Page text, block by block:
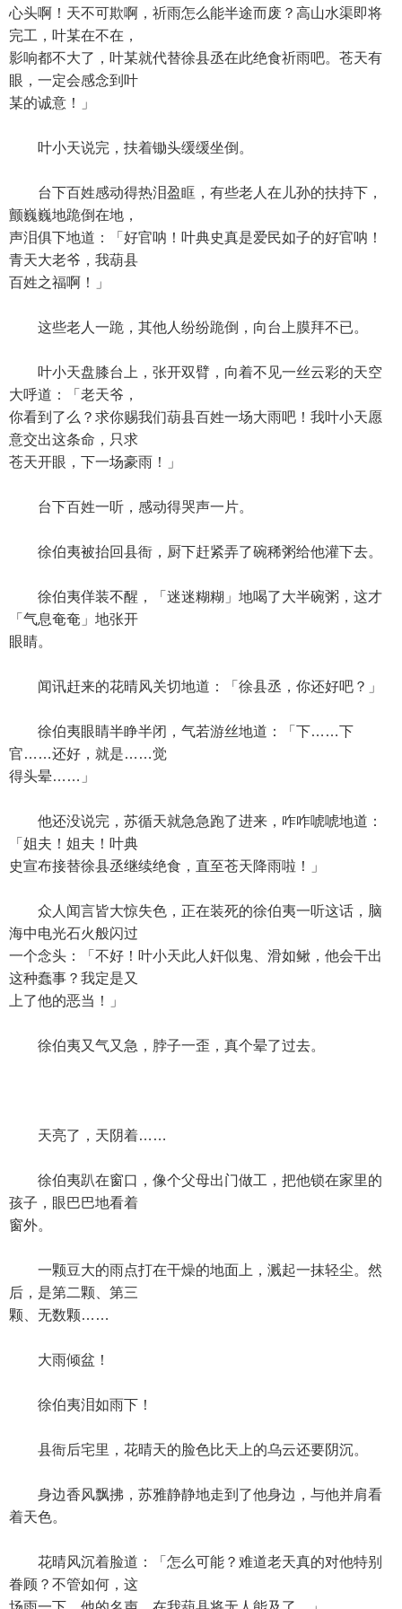
心头啊！天不可欺啊，祈雨怎么能半途而废？高山水渠即将
完工，叶某在不在，
影响都不大了，叶某就代替徐县丞在此绝食祈雨吧。苍天有
眼，一定会感念到叶
某的诚意！」
叶小天说完，扶着锄头缓缓坐倒。
台下百姓感动得热泪盈眶，有些老人在儿孙的扶持下，
颤巍巍地跪倒在地，
声泪俱下地道：「好官呐！叶典史真是爱民如子的好官呐！
青天大老爷，我葫县
百姓之福啊！」
这些老人一跪，其他人纷纷跪倒，向台上膜拜不已。
叶小天盘膝台上，张开双臂，向着不见一丝云彩的天空
大呼道：「老天爷，
你看到了么？求你赐我们葫县百姓一场大雨吧！我叶小天愿
意交出这条命，只求
苍天开眼，下一场豪雨！」
台下百姓一听，感动得哭声一片。
徐伯夷被抬回县衙，厨下赶紧弄了碗稀粥给他灌下去。
徐伯夷佯装不醒，「迷迷糊糊」地喝了大半碗粥，这才
「气息奄奄」地张开
眼睛。
闻讯赶来的花晴风关切地道：「徐县丞，你还好吧？」
徐伯夷眼睛半睁半闭，气若游丝地道：「下……下
官……还好，就是……觉
得头晕……」
他还没说完，苏循天就急急跑了进来，咋咋唬唬地道：
「姐夫！姐夫！叶典
史宣布接替徐县丞继续绝食，直至苍天降雨啦！」
众人闻言皆大惊失色，正在装死的徐伯夷一听这话，脑
海中电光石火般闪过
一个念头：「不好！叶小天此人奸似鬼、滑如鳅，他会干出
这种蠢事？我定是又
上了他的恶当！」
徐伯夷又气又急，脖子一歪，真个晕了过去。
天亮了，天阴着……
徐伯夷趴在窗口，像个父母出门做工，把他锁在家里的
孩子，眼巴巴地看着
窗外。
一颗豆大的雨点打在干燥的地面上，溅起一抹轻尘。然
后，是第二颗、第三
颗、无数颗……
大雨倾盆！
徐伯夷泪如雨下！
县衙后宅里，花晴天的脸色比天上的乌云还要阴沉。
身边香风飘拂，苏雅静静地走到了他身边，与他并肩看
着天色。
花晴风沉着脸道：「怎么可能？难道老天真的对他特别
眷顾？不管如何，这